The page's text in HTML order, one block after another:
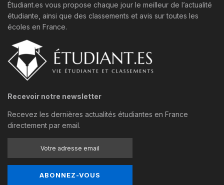
Étudiant.es vous propose chaque jour le meilleur de l’actualité
étudiante, ainsi que des classements et avis sur toutes les
écoles en France.
Recevoir notre newsletter
Recevez les dernières actualités étudiantes en France
directement par email.